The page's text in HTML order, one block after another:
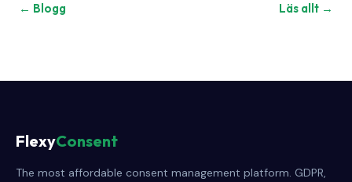
← Blogg Läs allt →
FlexyConsent
The most affordable consent management platform. GDPR,